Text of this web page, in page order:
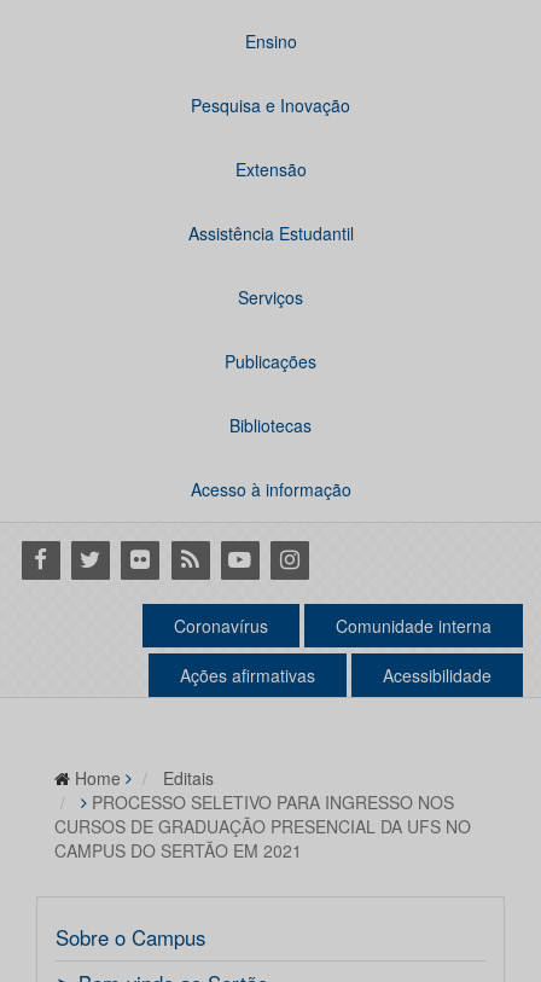
Ensino
Pesquisa e Inovação
Extensão
Assistência Estudantil
Serviços
Publicações
Bibliotecas
Acesso à informação
Facebook
Twitter Flickr RSS YoutubeInstagram
Coronavírus Comunidade interna
Ações afirmativas Acessibilidade
Home
Editais
PROCESSO SELETIVO PARA INGRESSO NOS
CURSOS DE GRADUAÇÃO PRESENCIAL DA UFS NO
CAMPUS DO SERTÃO EM 2021
Sobre o Campus